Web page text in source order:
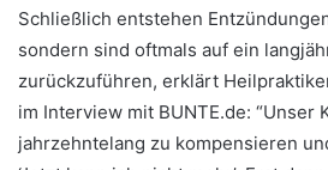
Schließlich entstehen
sondern sind oftmals auf ein
zurückzuführen, erklärt
im Interview mit BUNTE.de: “Unser
jahrzehntelang zu kompensieren